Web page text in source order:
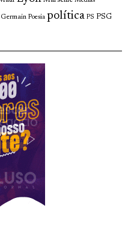
Poesia política PS PSG